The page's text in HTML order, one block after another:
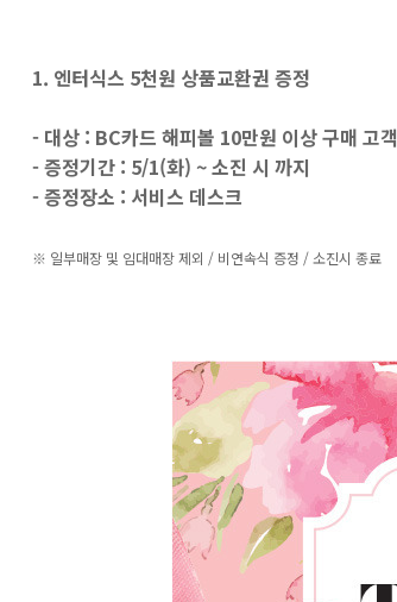
1. 엔터식스 5천원 상품교환권 증정
- 대상 : BC카드 해피볼 10만원 이상 구매 고객
- 증정기간 : 5/1(화) ~ 소진 시 까지
- 증정장소 : 서비스 데스크
※ 일부매장 및 임대매장 제외 / 비연속식 증정 / 소진시 종료